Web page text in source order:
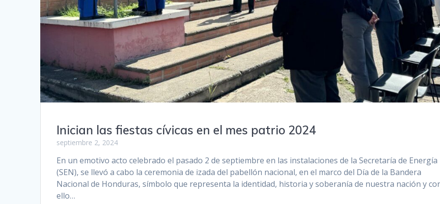
Inician las fiestas cívicas en el mes patrio 2024
septiembre 2, 2024
En un emotivo acto celebrado el pasado 2 de septiembre en las instalaciones de la Secretaría de Energía
(SEN), se llevó a cabo la ceremonia de izada del pabellón nacional, en el marco del Día de la Bandera
Nacional de Honduras, símbolo que representa la identidad, historia y soberanía de nuestra nación y
ello…